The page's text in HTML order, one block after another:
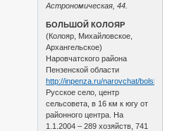
Астрономическая, 44.
БОЛЬШОЙ КОЛОЯР
(Колояр, Михайловское,
Архангельское)
Наровчатского района
Пензенской области
http://inpenza.ru/narovchat/
Русское село, центр
сельсовета, в 16 км к югу от
районного центра. На
1.1.2004 – 289 хозяйств, 741